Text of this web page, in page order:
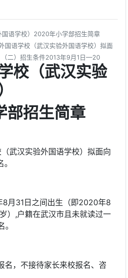
语学校）2020年小学部招生简章
国语学校（武汉实验外国语学校）拟面
二）招生条件2013年9月1日—20
校（武汉实验
招生简章
武汉实验外国语学校）拟面向
月31日之间出生（即2020年8
）,户籍在武汉市且未就读过一
名，不接待家长来校报名、咨